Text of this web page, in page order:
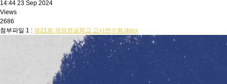
14:44 23 Sep 2024
Views
2686
첨부파일 1 : 제21회 재영한글학교 교사연수회.docx